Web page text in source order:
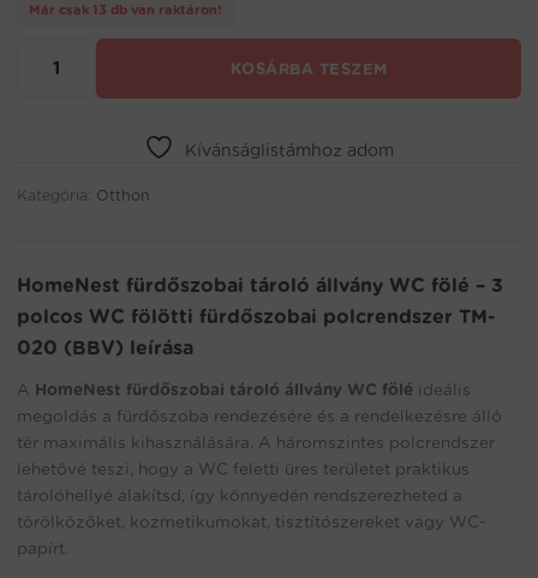
Már csak 13 db van raktáron!
fürdőszobai
–
fölötti
fürdőszobai
polcrendszer
020
(BBV)
mennyiség
KOSÁRBA TESZEM
Kívánságlistámhoz adom
Kategória: Otthon
HomeNest fürdőszobai tároló állvány WC fölé – 3
polcos WC fölötti fürdőszobai polcrendszer TM-
020 (BBV) leírása
A HomeNest fürdőszobai tároló állvány WC fölé ideális
megoldás a fürdőszoba rendezésére és a rendelkezésre álló
tér maximális kihasználására. A háromszintes polcrendszer
lehetővé teszi, hogy a WC feletti üres területet praktikus
tárolóhellyé alakítsd, így könnyedén rendszerezheted a
törölközőket, kozmetikumokat, tisztítószereket vagy WC-
papírt.